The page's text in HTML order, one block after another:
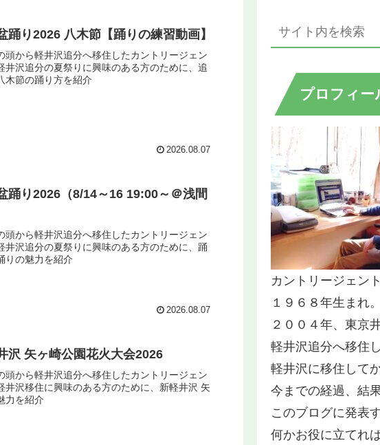
踊り2026 八木節【踊りの練習動画】
頭から軽井沢追分へ移住したカントリージェン
井沢追分の夏祭りに興味のある方のために、追
木節の踊り方を紹介
2026.08.07
踊り2026（8/14～16 19:00～＠浅間
頭から軽井沢追分へ移住したカントリージェン
井沢追分の夏祭りに興味のある方のために、踊
りの魅力を紹介
2026.08.07
沢 矢ヶ崎公園花火大会2026
頭から軽井沢追分へ移住したカントリージェン
井沢移住に興味のある方のために、新軽井沢 矢
力を紹介
プロフィー
カントリージェン
１９６８年生まれ
２００４年、東京
軽井沢追分へ移住
軽井沢に移住して
今までの経過、結果
このブログに発表
何かお役に立てれ